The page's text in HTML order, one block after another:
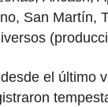
San
el